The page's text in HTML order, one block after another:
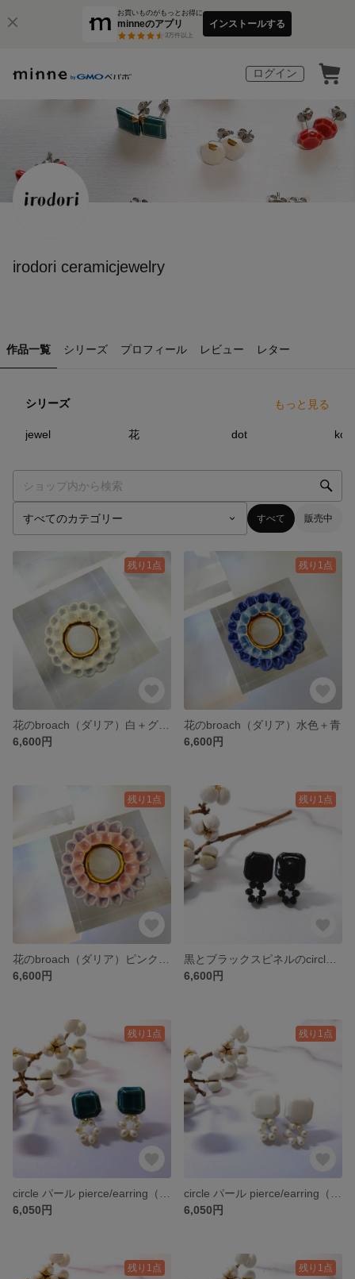
お買いものがもっとお得に
minneのアプリ
3万件以上
インストールする
ログイン
irodori ceramicjewelry
作品一覧 シリーズ プロフィール レビュー レター
シリーズ もっと見る
jewel 花 dot
すべて 販売中
残り1点
6,600円
残り1点
花のbroach（ダリア）水色＋青
6,600円
残り1点
6,600円
残り1点
6,600円
残り1点
6,050円
残り1点
6,050円
残り1点 残り1点